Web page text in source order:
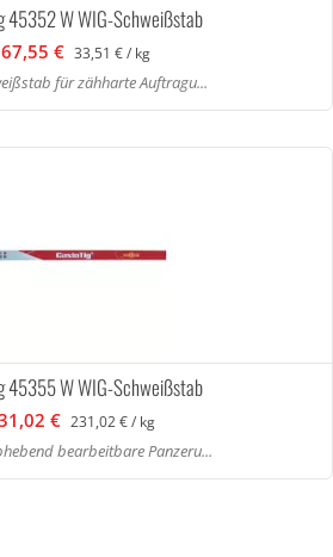
45352 W WIG-Schweißstab
€ 33,51 € / kg
für zähharte Auftragu...
45355 W WIG-Schweißstab
€ 231,02 € / kg
bearbeitbare Panzeru...